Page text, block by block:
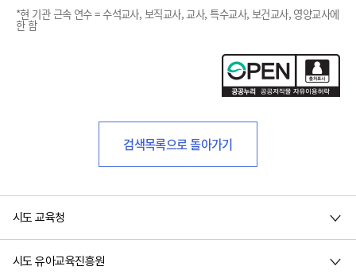
*현 기관 근속 연수 = 수석교사, 보직교사, 교사, 특수교사, 보건교사, 영양교사에
한 함
검색목록으로 돌아가기
시도 교육청
시도 유아교육진흥원